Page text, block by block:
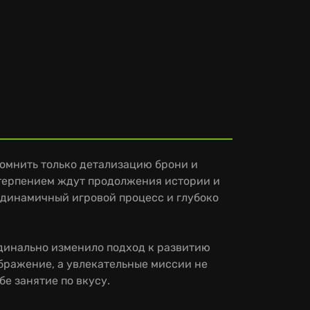
только детализацию брони и
ждут продолжения истории и
игровой процесс и глубоко
изменило подход к развитию
а увлекательные миссии не
занятие по вкусу.